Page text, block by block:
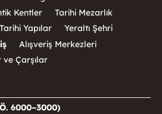
Kentler
Tarihi Mezarlık
Tarihi Yapılar
Yeraltı Şehri
Alışveriş Merkezleri
Çarşılar
6000–3000)